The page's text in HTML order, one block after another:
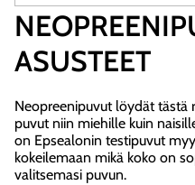
ASUSTEET
Neopreenipuvut löydät tästä
puvut niin miehille kuin
on Epsealonin testipuvut
kokeilemaan mikä koko on
valitsemasi puvun.